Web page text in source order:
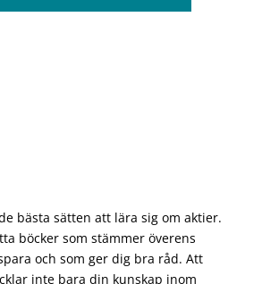
bästa sätten att lära sig om aktier.
böcker som stämmer överens
och som ger dig bra råd. Att
inte bara din kunskap inom